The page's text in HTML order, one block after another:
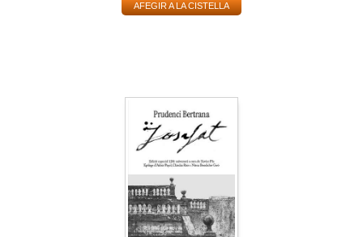
AFEGIR A LA CISTELLA